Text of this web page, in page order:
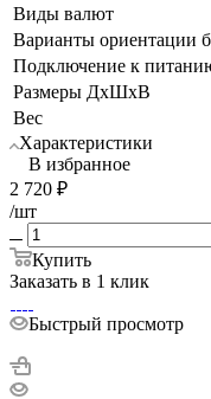
Виды валют
Варианты ориентации
Подключение к
Размеры ДхШхВ
Вес
Характеристики
В избранное
2 720 ₽
/шт
Купить
Заказать в 1 клик
Быстрый просмотр